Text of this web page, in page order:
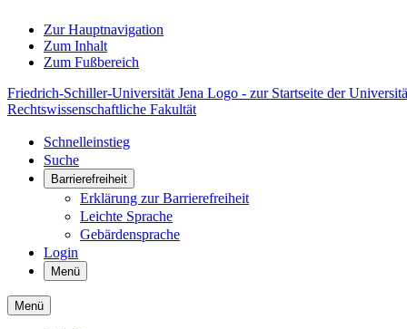
Zur Hauptnavigation
Zum Inhalt
Zum Fußbereich
Friedrich-Schiller-Universität Jena Logo - zur Startseite der
Rechtswissenschaftliche Fakultät
Schnelleinstieg
Suche
Barrierefreiheit
Erklärung zur Barrierefreiheit
Leichte Sprache
Gebärdensprache
Login
Menü
Menü